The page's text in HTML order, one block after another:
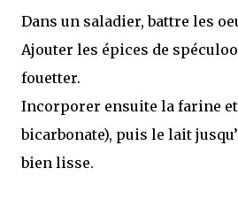
Dans un saladier, battre les
Ajouter les épices de
fouetter.
Incorporer ensuite la farine
bicarbonate), puis le lait
bien lisse.